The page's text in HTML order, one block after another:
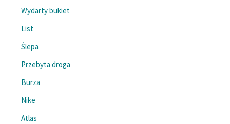
Wydarty bukiet
List
Ślepa
Przebyta droga
Burza
Nike
Atlas